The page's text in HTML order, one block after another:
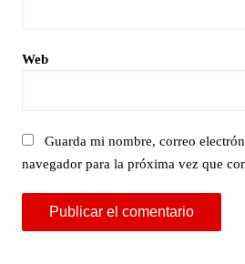
Web
Guarda mi nombre, correo
navegador para la próxima vez que